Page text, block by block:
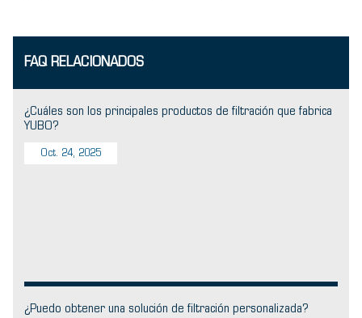
FAQ RELACIONADOS
¿Cuáles son los principales productos de filtración que fabrica
YUBO?
Oct. 24, 2025
¿Puedo obtener una solución de filtración personalizada?